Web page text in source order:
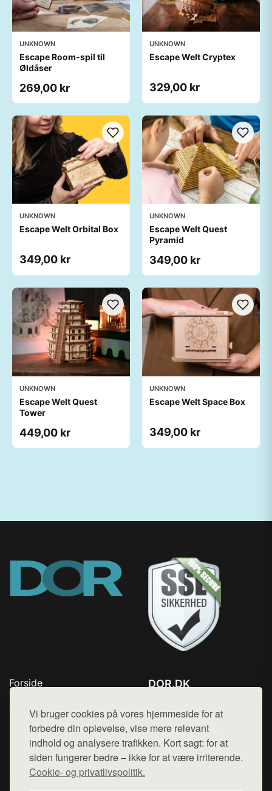
Vi bruger cookies på vores hjemmeside for at
forbedre din oplevelse, vise mere relevant
indhold og analysere trafikken. Kort sagt: for at
siden fungerer bedre – ikke for at være irriterende.
Cookie- og privatlivspolitik.
UNKNOWN
Escape Room-spil til
Øldåser
269,00 kr
UNKNOWN
Escape Welt Cryptex
329,00 kr
UNKNOWN
Escape Welt Orbital Box
349,00 kr
UNKNOWN
Escape Welt Quest
Pyramid
349,00 kr
UNKNOWN
Escape Welt Quest
Tower
449,00 kr
UNKNOWN
Escape Welt Space Box
349,00 kr
Forside
Top Rabatter
Kontakt
DOR.DK
Mail: hej@want.dk
Cookie- og privatlivspolitik